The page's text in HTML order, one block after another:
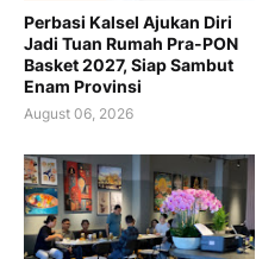
Perbasi Kalsel Ajukan Diri
Jadi Tuan Rumah Pra-PON
Basket 2027, Siap Sambut
Enam Provinsi
August 06, 2026